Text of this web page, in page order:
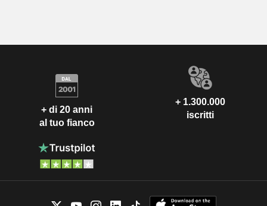
+ di 20 anni
al tuo fianco
+ 1.300.000
iscritti